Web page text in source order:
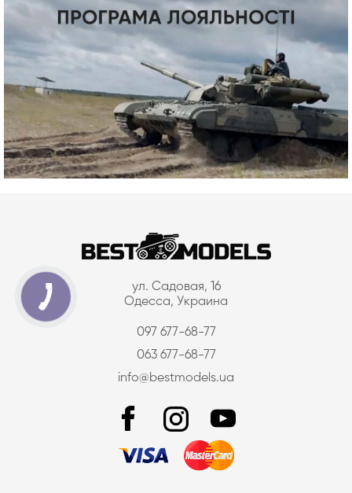
ул. Садовая, 16
Одесса, Украина
097 677-68-77
063 677-68-77
info@bestmodels.ua